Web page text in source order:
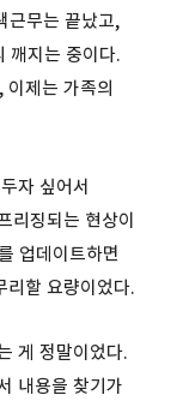
근무는 끝났고,
깨지는 중이다.
제는 가족의
자 싶어서
리징되는 현상이
업데이트하면
리할 요량이었다.
게 정말이었다.
내용을 찾기가